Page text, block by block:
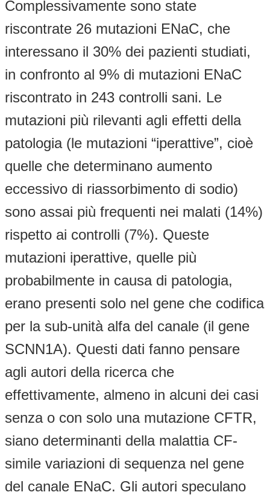
Complessivamente sono state
riscontrate 26 mutazioni ENaC, che
interessano il 30% dei pazienti studiati,
in confronto al 9% di mutazioni ENaC
riscontrato in 243 controlli sani. Le
mutazioni più rilevanti agli effetti della
patologia (le mutazioni “iperattive”, cioè
quelle che determinano aumento
eccessivo di riassorbimento di sodio)
sono assai più frequenti nei malati (14%)
rispetto ai controlli (7%). Queste
mutazioni iperattive, quelle più
probabilmente in causa di patologia,
erano presenti solo nel gene che codifica
per la sub-unità alfa del canale (il gene
SCNN1A). Questi dati fanno pensare
agli autori della ricerca che
effettivamente, almeno in alcuni dei casi
senza o con solo una mutazione CFTR,
siano determinanti della malattia CF-
simile variazioni di sequenza nel gene
del canale ENaC. Gli autori speculano